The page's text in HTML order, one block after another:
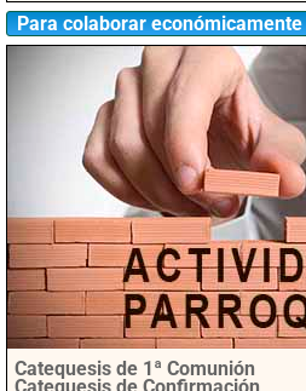
Para colaborar
Catequesis de 1ª Comunión
Catequesis de Confirmación